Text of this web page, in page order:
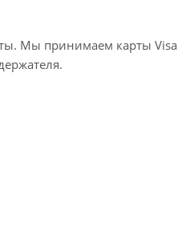
Мы принимаем карты Visa